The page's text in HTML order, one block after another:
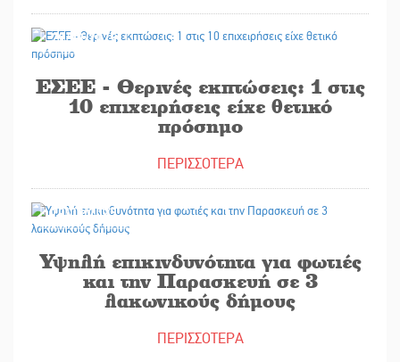
29/08/2025
ΕΣΕΕ - Θερινές εκπτώσεις: 1 στις
10 επιχειρήσεις είχε θετικό
πρόσημο
ΠΕΡΙΣΣΟΤΕΡΑ
29/08/2025
Υψηλή επικινδυνότητα για φωτιές
και την Παρασκευή σε 3
λακωνικούς δήμους
ΠΕΡΙΣΣΟΤΕΡΑ